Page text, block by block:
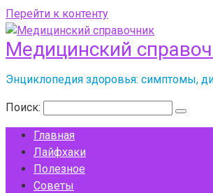
Перейти к контенту
Медицинский
Энциклопедия здоровья: симптомы,
Поиск:
Главная
Лайфхаки
Полезное
Советы